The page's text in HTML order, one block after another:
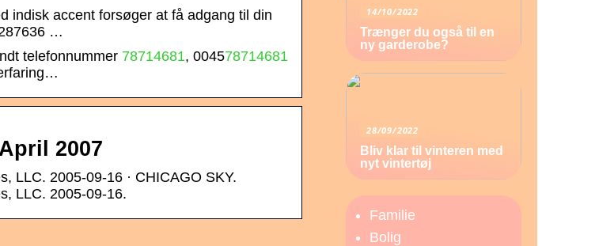
indisk accent forsøger at få adgang til din
…
telefonnummer 78714681, 004578714681
2007
LLC. 2005-09-16 · CHICAGO SKY.
LLC. 2005-09-16.
14/10/2022
Trænger du også til en
ny garderobe?
28/09/2022
Bliv klar til vinteren med
nyt vintertøj
Familie
Bolig